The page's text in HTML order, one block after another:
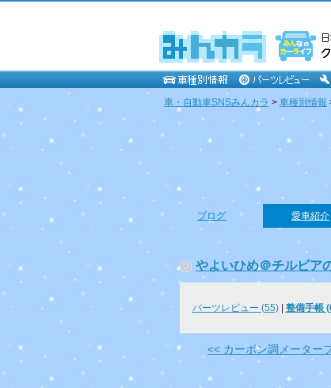
車・自動車SNSみんカラ > 車種別情報
ブログ 愛車紹介
やよいひめ＠チルビア
パーツレビュー (55)| 整備手帳
<< カーボン調メーター